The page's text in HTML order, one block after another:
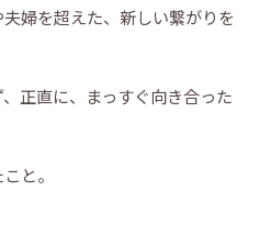
婦を超えた、新しい繋がりを
正直に、まっすぐ向き合った
と。